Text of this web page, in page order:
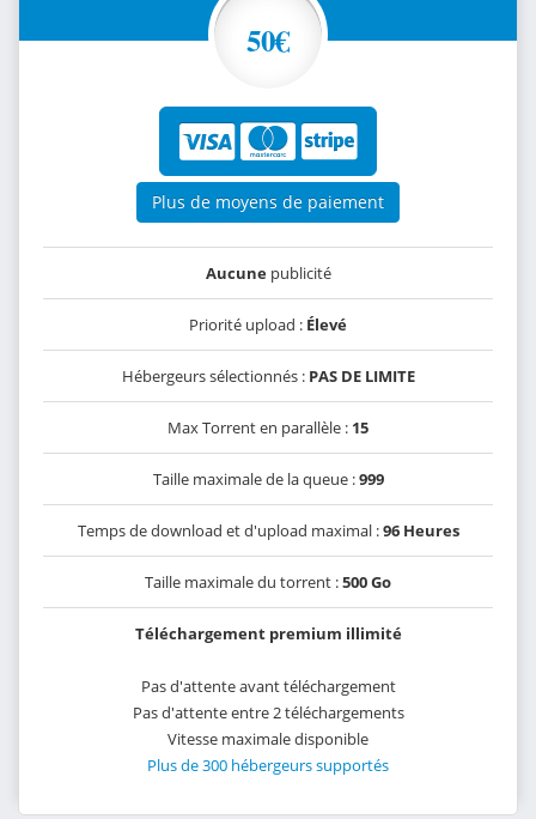
50€
Plus de moyens de paiement
Aucunepublicité
Priorité upload : Élevé
Hébergeurs sélectionnés : PAS DE LIMITE
Max Torrent en parallèle : 15
Taille maximale de la queue :999
Temps de download et d'upload maximal :96 Heures
Taille maximale du torrent :500 Go
Téléchargement premium illimité
Pas d'attente avant téléchargement
Pas d'attente entre 2 téléchargements
Vitesse maximale disponible
Plus de 300 hébergeurs supportés